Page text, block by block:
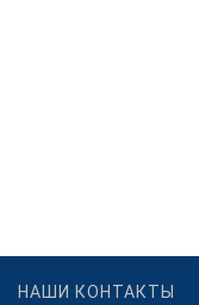
НАШИ КОНТАКТЫ